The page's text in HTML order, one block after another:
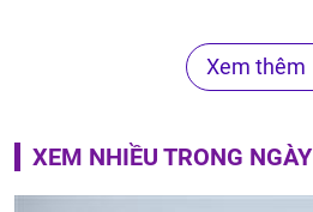
Xem thêm
XEM NHIỀU TRONG NGÀY